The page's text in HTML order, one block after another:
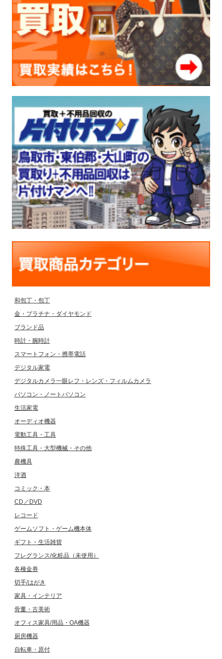
和包丁・包丁
金・プラチナ・ダイヤモンド
ブランド品
時計・腕時計
スマートフォン・携帯電話
デジタル家電
デジタルカメラ一眼レフ・レンズ・フィルムカメラ
パソコン・ノートパソコン
生活家電
オーディオ機器
電動工具・工具
特殊工具・大型機械・その他
農機具
洋酒
コミック・本
CD／DVD
レコード
ゲームソフト・ゲーム機本体
ギフト・生活雑貨
フレグランス/化粧品（未使用）
各種金券
切手/はがき
家具・インテリア
骨董・古美術
オフィス家具/用品・OA機器
厨房機器
自転車・原付